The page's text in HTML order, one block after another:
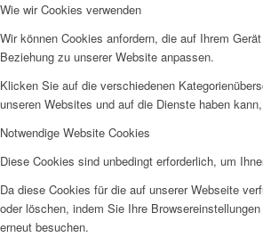
Wie wir Cookies verwenden
Wir können Cookies anfordern, die auf Ihrem
Beziehung zu unserer Website anpassen.
Klicken Sie auf die verschiedenen
unseren Websites und auf die Dienste haben
Notwendige Website Cookies
Diese Cookies sind unbedingt erforderlich, um
Da diese Cookies für die auf unserer Webseite
oder löschen, indem Sie Ihre
erneut besuchen.